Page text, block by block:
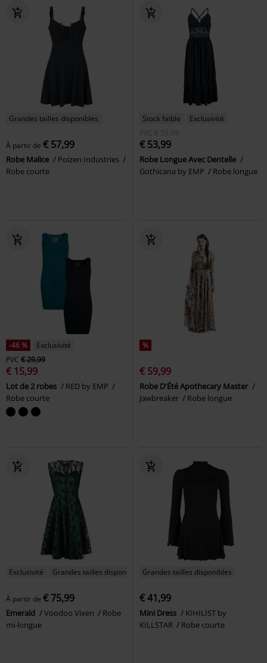
Grandes tailles disponibles
À partir de € 57,99
Robe Malice
Poizen Industries
Robe courte
Stock faible
Exclusivité
PVC € 59,99
€ 53,99
Robe Longue Avec Dentelle
Gothicana by EMP
Robe longue
-46 %
Exclusivité
PVC € 29,99
€ 15,99
Lot de 2 robes
RED by EMP
Robe courte
%
€ 59,99
Robe D'Été Apothecary Master
Jawbreaker
Robe longue
Exclusivité Grandes tailles disponibles
À partir de € 75,99
Emerald Voodoo Vixen
Robe
mi-longue
Grandes tailles disponibles
€ 41,99
Mini Dress
KIHILIST by
KILLSTAR
Robe courte